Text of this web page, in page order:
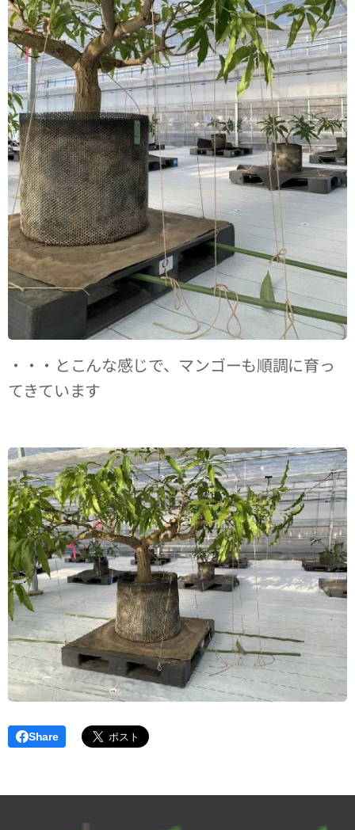
・・・とこんな感じで、マンゴーも順調に育っ
てきています😆😆😆
Share